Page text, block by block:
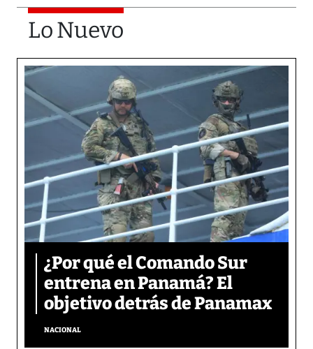
Lo Nuevo
¿Por qué el Comando Sur
entrena en Panamá? El
objetivo detrás de Panamax
NACIONAL